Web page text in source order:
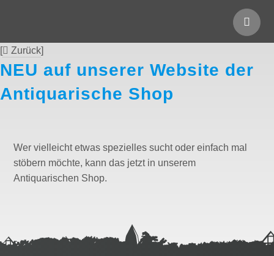
[ Zurück]
NEU auf unserer Website der
Antiquarische Shop
Wer vielleicht etwas spezielles sucht oder einfach mal
stöbern möchte, kann das jetzt in unserem
Antiquarischen Shop.